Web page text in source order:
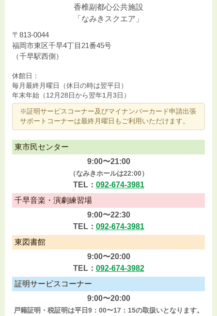
香椎副都心公共施設
「なみきスクエア」
〒813-0044
福岡市東区千早4丁目21番45号
（千早駅西側）
休館日：
毎月最終月曜日（休日の時は翌平日）
年末年始（12月28日から翌年1月3日）
※証明サービスコーナー及びマイナンバーカード申請出張
サポートコーナーは最終月曜日もご利用いただけます。
東市民センター
9:00〜21:00
（なみきホールは22:00）
TEL： 092-674-3981
千早音楽・演劇練習場
9:00〜22:30
TEL： 092-674-3981
東図書館
9:00〜20:00
TEL： 092-674-3982
証明サービスコーナー
9:00〜20:00
戸籍証明・税証明は平日9：00〜17：15の取扱いとなります。